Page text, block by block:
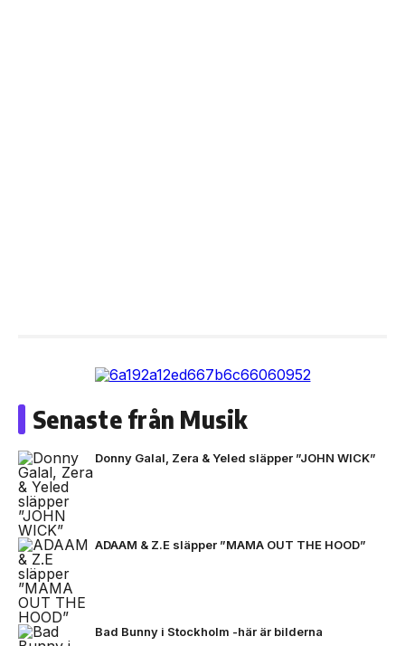
Senaste från Musik
Donny Galal, Zera & Yeled släpper ”JOHN WICK”
ADAAM & Z.E släpper ”MAMA OUT THE HOOD”
Bad Bunny i Stockholm -här är bilderna